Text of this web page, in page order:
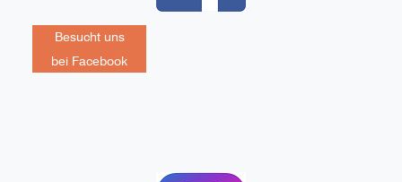
Besucht uns
bei Facebook